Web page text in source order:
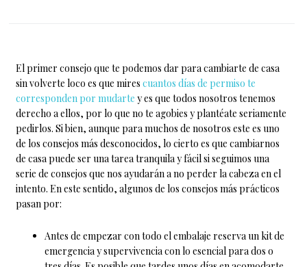
El primer consejo que te podemos dar para cambiarte de casa
sin volverte loco es que mirescuantos días de permiso te
corresponden por mudarte y es que todos nosotros tenemos
derecho a ellos, por lo que no te agobies y plantéate seriamente
pedirlos. Si bien, aunque para muchos de nosotros este es uno
de los consejos más desconocidos, lo cierto es que cambiarnos
de casa puede ser una tarea tranquila y fácil si seguimos una
serie de consejos que nos ayudarán a no perder la cabeza en el
intento. En este sentido, algunos de los consejos más prácticos
pasan por:
Antes de empezar con todo el embalaje reserva un kit de
emergencia y supervivencia con lo esencial para dos o